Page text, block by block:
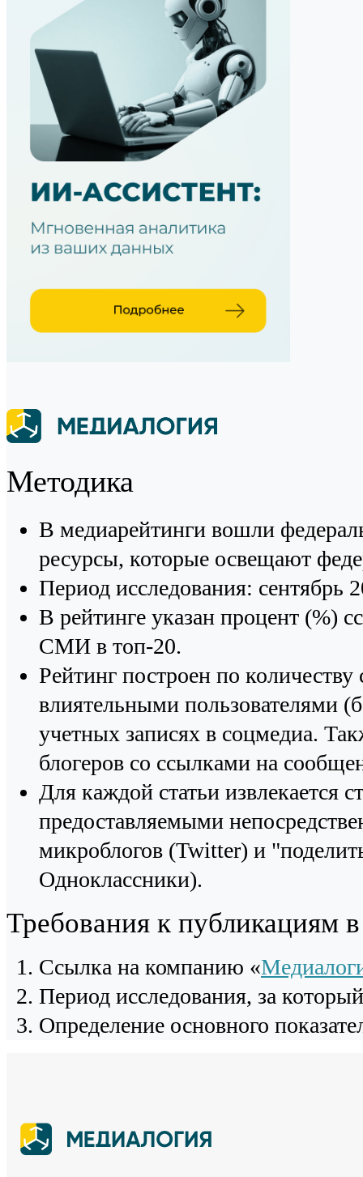
Методика
В медиарейтинги вошли
ресурсы, которые освещают
Период исследования: сентябрь
В рейтинге указан процент (%)
СМИ в топ-20.
Рейтинг построен по
влиятельными пользователями
учетных записях в соцмедиа.
блогеров со ссылками на
Для каждой статьи извлекается
предоставляемыми
микроблогов (Twitter) и
Одноклассники).
Требования к публикациям
Cсылка на компанию «
Период исследования, за
Определение основного